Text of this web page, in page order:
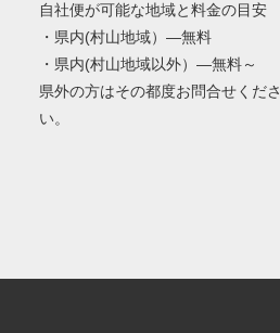
自社便が可能な地域と料金の目安
・県内(村山地域）―無料
・県内(村山地域以外）―無料～
県外の方はその都度お問合せくださ
い。